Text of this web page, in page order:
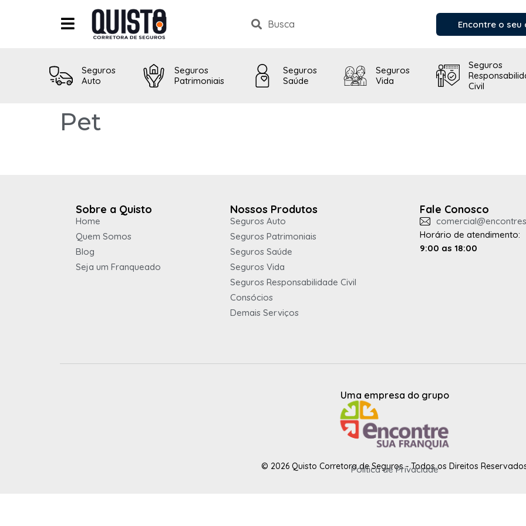
Encontre o
Seguros
Auto
Seguros
Patrimoniais
Seguros
Saúde
Seguros
Vida
Seguros
Civil
Pet
Sobre a Quisto
Home
Quem Somos
Blog
Seja um Franqueado
Nossos Produtos
Seguros Auto
Seguros Patrimoniais
Seguros Saúde
Seguros Vida
Seguros Responsabilidade Civil
Consócios
Demais Serviços
Fale Conosco
Horário de atendimento:
9:00 as 18:00
Uma empresa do grupo
© 2026 Quisto Corretora de Seguros - Todos os Direitos
Política de Privaciade